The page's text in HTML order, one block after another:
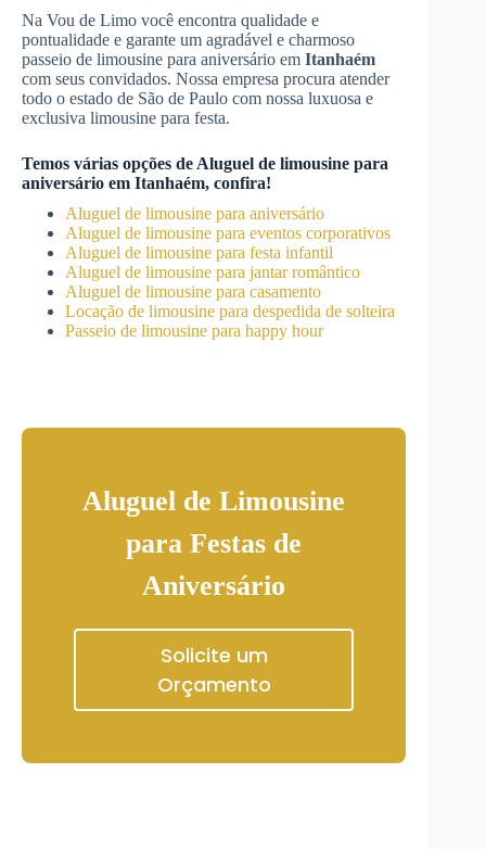
Na Vou de Limo você encontra qualidade e
pontualidade e garante um agradável e charmoso
passeio de limousine para aniversário em Itanhaém
com seus convidados. Nossa empresa procura atender
todo o estado de São de Paulo com nossa luxuosa e
exclusiva limousine para festa.
Temos várias opções de Aluguel de limousine para
aniversário em Itanhaém, confira!
Aluguel de limousine para aniversário
Aluguel de limousine para eventos corporativos
Aluguel de limousine para festa infantil
Aluguel de limousine para jantar romântico
Aluguel de limousine para casamento
Locação de limousine para despedida de solteira
Passeio de limousine para happy hour
Aluguel de Limousine
para Festas de
Aniversário
Solicite um
Orçamento